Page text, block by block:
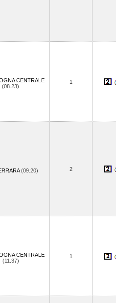
CENTRALE
(08.23)
1
(09.20) 2
CENTRALE
(11.37)
1